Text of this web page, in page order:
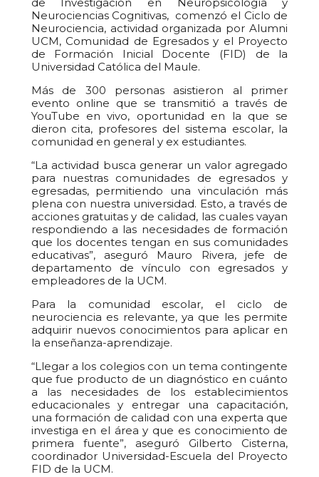
de Investigación en Neuropsicología y
Neurociencias Cognitivas, comenzó el Ciclo de
Neurociencia, actividad organizada por Alumni
UCM, Comunidad de Egresados y el Proyecto
de Formación Inicial Docente (FID) de la
Universidad Católica del Maule.
Más de 300 personas asistieron al primer
evento online que se transmitió a través de
YouTube en vivo, oportunidad en la que se
dieron cita, profesores del sistema escolar, la
comunidad en general y ex estudiantes.
“La actividad busca generar un valor agregado
para nuestras comunidades de egresados y
egresadas, permitiendo una vinculación más
plena con nuestra universidad. Esto, a través de
acciones gratuitas y de calidad, las cuales vayan
respondiendo a las necesidades de formación
que los docentes tengan en sus comunidades
educativas”, aseguró Mauro Rivera, jefe de
departamento de vínculo con egresados y
empleadores de la UCM.
Para la comunidad escolar, el ciclo de
neurociencia es relevante, ya que les permite
adquirir nuevos conocimientos para aplicar en
la enseñanza-aprendizaje.
“Llegar a los colegios con un tema contingente
que fue producto de un diagnóstico en cuánto
a las necesidades de los establecimientos
educacionales y entregar una capacitación,
una formación de calidad con una experta que
investiga en el área y que es conocimiento de
primera fuente”, aseguró Gilberto Cisterna,
coordinador Universidad-Escuela del Proyecto
FID de la UCM.